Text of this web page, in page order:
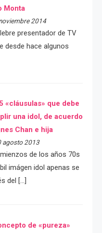
Monta
2014
presentador de TV
desde hace algunos
«cláusulas» que debe
una idol, de acuerdo
Chan e hija
agosto 2013
de los años 70s
imágen idol apenas se
del […]
de «pureza»